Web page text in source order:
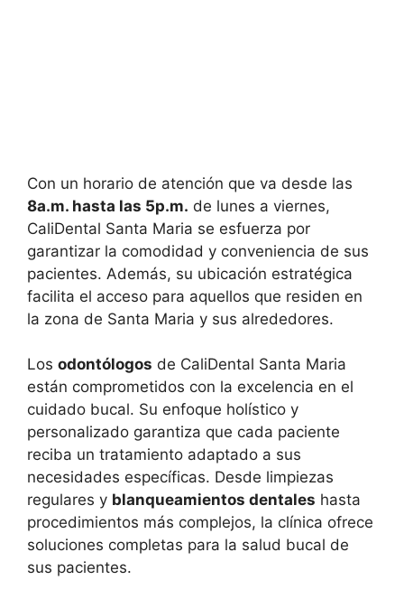
Con un horario de atención que va desde las
8a.m. hasta las 5p.m. de lunes a viernes,
CaliDental Santa Maria se esfuerza por
garantizar la comodidad y conveniencia de sus
pacientes. Además, su ubicación estratégica
facilita el acceso para aquellos que residen en
la zona de Santa Maria y sus alrededores.
Los odontólogos de CaliDental Santa Maria
están comprometidos con la excelencia en el
cuidado bucal. Su enfoque holístico y
personalizado garantiza que cada paciente
reciba un tratamiento adaptado a sus
necesidades específicas. Desde limpiezas
regulares y blanqueamientos dentales hasta
procedimientos más complejos, la clínica ofrece
soluciones completas para la salud bucal de
sus pacientes.